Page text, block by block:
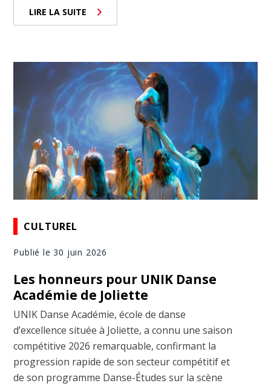
LIRE LA SUITE
CULTUREL
Publié le 30 juin 2026
Les honneurs pour UNIK Danse
Académie de Joliette
UNIK Danse Académie, école de danse
d’excellence située à Joliette, a connu une saison
compétitive 2026 remarquable, confirmant la
progression rapide de son secteur compétitif et
de son programme Danse-Études sur la scène